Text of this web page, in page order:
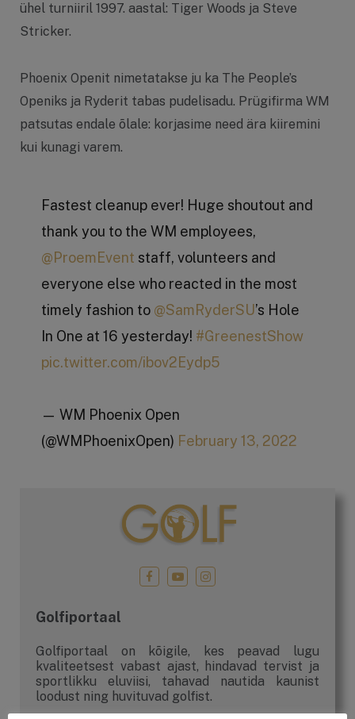
ühel turniiril 1997. aastal: Tiger Woods ja Steve
Stricker.
Phoenix Openit nimetatakse ju ka The People’s
Openiks ja Ryderit tabas pudelisadu. Prügifirma WM
patsutas endale õlale: korjasime need ära kiiremini
kui kunagi varem.
Fastest cleanup ever! Huge shoutout and
thank you to the WM employees,
@ProemEvent staff, volunteers and
everyone else who reacted in the most
timely fashion to @SamRyderSU’s Hole
In One at 16 yesterday! #GreenestShow
pic.twitter.com/ibov2Eydp5
— WM Phoenix Open
(@WMPhoenixOpen) February 13, 2022
Golfiportaal
Golfiportaal on kõigile, kes peavad lugu
kvaliteetsest vabast ajast, hindavad tervist ja
sportlikku eluviisi, tahavad nautida kaunist
loodust ning huvituvad golfist.